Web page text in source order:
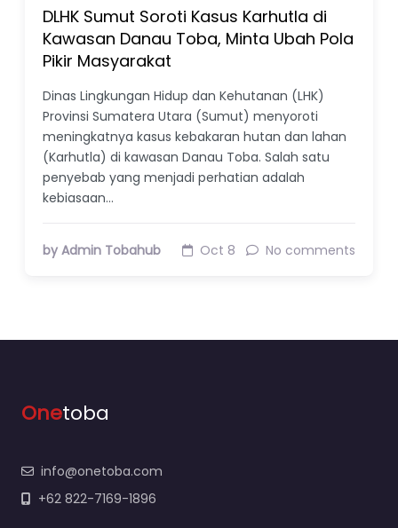
DLHK Sumut Soroti Kasus Karhutla di
Kawasan Danau Toba, Minta Ubah Pola
Pikir Masyarakat
Dinas Lingkungan Hidup dan Kehutanan (LHK)
Provinsi Sumatera Utara (Sumut) menyoroti
meningkatnya kasus kebakaran hutan dan lahan
(Karhutla) di kawasan Danau Toba. Salah satu
penyebab yang menjadi perhatian adalah
kebiasaan…
by Admin Tobahub Oct 8 No comments
Onetoba
info@onetoba.com
+62 822-7169-1896